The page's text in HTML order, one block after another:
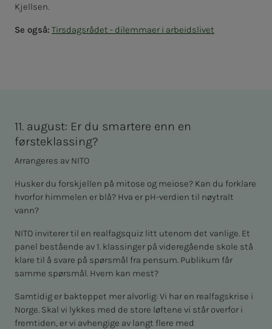
Kjellsen.
Se også: Tirsdagsrådet - dilemmaer i arbeidslivet
11. august: Er du smartere enn en
førsteklassing?
Arrangeres av NITO
Husker du forskjellen på mitose og meiose? Kan du forklare
hvorfor himmelen er blå? Hva er pH-verdien til nøytralt
vann?
NITO inviterer til en realfagsquiz litt utenom det vanlige. Et
panel bestående av 1. klassinger på videregående skole stå
klare til å svare på spørsmål fra pensum. Publikum får
samme spørsmål. Hvem kan mest?
Samtidig er bakteppet mer alvorlig: Vi har en realfagskrise i
Norge. Skal vi lykkes med de store løftene vi står overfor i
fremtiden, er vi avhengige av langt flere med